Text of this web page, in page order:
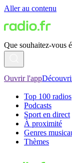
Aller au contenu
Que souhaitez-vous
Ouvrir l'app
Top 100 radios
Podcasts
Sport en direct
À proximité
Genres
Thèmes